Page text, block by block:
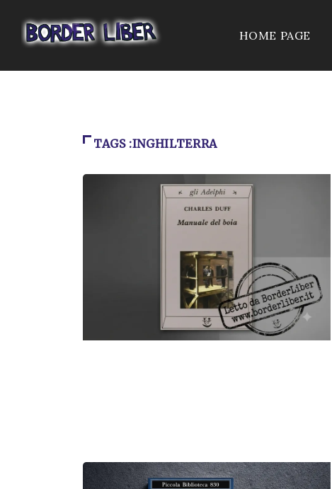
HOME PAGE
TAGS :INGHILTERRA